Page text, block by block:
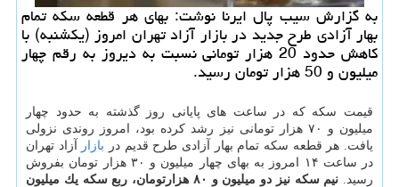
به گزارش سیب پال ایرنا نوشت: بهای هر قطعه سكه تمام
بهار آزادی طرح جدید در بازار آزاد تهران امروز (یكشنبه) با
كاهش حدود 20 هزار تومانی نسبت به دیروز به رقم چهار
میلیون و 50 هزار تومان رسید.
قیمت سكه كه در ساعت های پایانی روز گذشته به حدود چهار
میلیون و ۷۰ هزار تومانی نیز رشد كرده بود، امروز روندی نزولی
یافت. هر قطعه سكه تمام بهار آزادی طرح قدیم در بازار آزاد تهران
در ساعت ۱۴ امروز به بهای چهار میلیون و ۳۰ هزار تومان بفروش
رسید.
نیم سكه نیز دو میلیون و ۸۰ هزارتومان، ربع سكه یك میلیون